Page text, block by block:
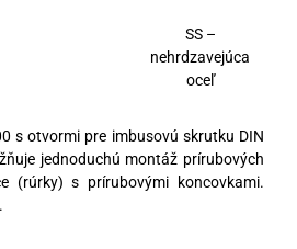
SS –
nehrdzavejúca
oceľ
s otvormi pre imbusovú skrutku DIN
jednoduchú montáž prírubových
(rúrky) s prírubovými koncovkami.